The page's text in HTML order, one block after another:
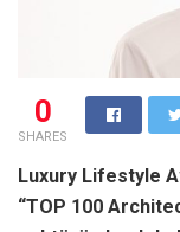
0
SHARES
Luxury Lifestyle
“TOP 100